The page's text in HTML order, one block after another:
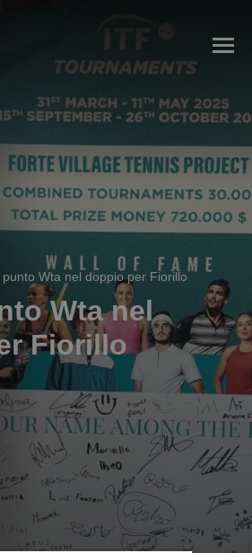
punto Wta nel doppio per Fiorillo
Wta nel
Fiorillo